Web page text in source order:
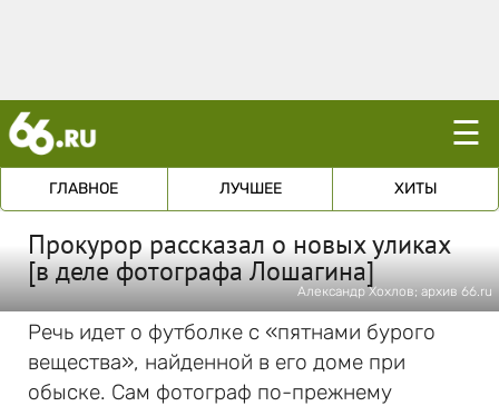
☰
ГЛАВНОЕ ЛУЧШЕЕ ХИТЫ
Прокурор рассказал о новых уликах
[в деле фотографа Лошагина]
Александр Хохлов; архив 66.ru
Речь идет о футболке с «пятнами бурого
вещества», найденной в его доме при
обыске. Сам фотограф по-прежнему